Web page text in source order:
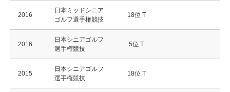
2016
日本ミッドシニア
ゴルフ選手権競技
18位 T
2016
日本シニアゴルフ
選手権競技
5位 T
2015
日本シニアゴルフ
選手権競技
18位 T